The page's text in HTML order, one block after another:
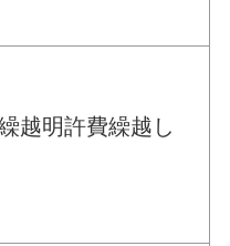
越明許費繰越し